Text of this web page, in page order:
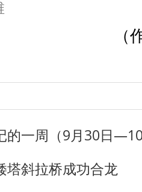
（
的一周（9月30日
塔斜拉桥成功合龙